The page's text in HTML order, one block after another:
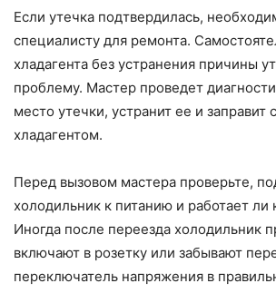
Если утечка подтвердилась,
специалисту для ремонта.
хладагента без устранения причины
проблему. Мастер проведет
место утечки, устранит ее и заправит
хладагентом.
Перед вызовом мастера проверьте,
холодильник к питанию и работает ли
Иногда после переезда холодильник
включают в розетку или забывают
переключатель напряжения в